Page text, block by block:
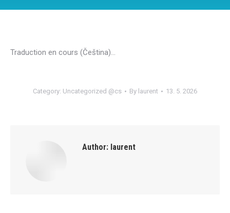
Traduction en cours (Čeština)…
Category: Uncategorized @cs By laurent 13. 5. 2026
Author: laurent